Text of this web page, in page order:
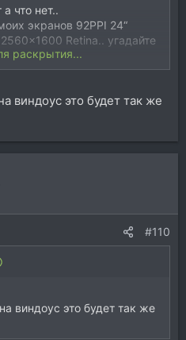
что нет..
экранов 92PPI 24“
Retina.. угадайте
раскрытия...
виндоус это будет так же
#110
виндоус это будет так же